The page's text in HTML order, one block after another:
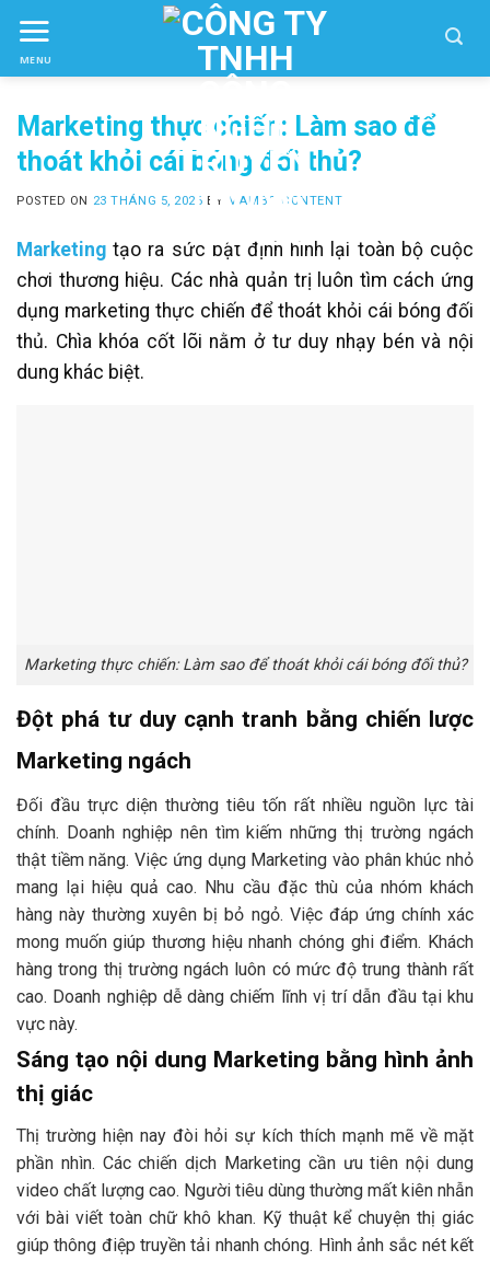
ctent
MENU
Marketing thực chiến: Làm sao để
thoát khỏi cái bóng đối thủ?
POSTED ON 23 THÁNG 5, 2026 BY MAMBO CONTENT
Marketing tạo ra sức bật định hình lại toàn bộ cuộc
chơi thương hiệu. Các nhà quản trị luôn tìm cách ứng
dụng marketing thực chiến để thoát khỏi cái bóng đối
thủ. Chìa khóa cốt lõi nằm ở tư duy nhạy bén và nội
dung khác biệt.
Marketing thực chiến: Làm sao để thoát khỏi cái bóng đối thủ?
Đột phá tư duy cạnh tranh bằng chiến lược
Marketing ngách
Đối đầu trực diện thường tiêu tốn rất nhiều nguồn lực tài
chính. Doanh nghiệp nên tìm kiếm những thị trường ngách
thật tiềm năng. Việc ứng dụng Marketing vào phân khúc nhỏ
mang lại hiệu quả cao. Nhu cầu đặc thù của nhóm khách
hàng này thường xuyên bị bỏ ngỏ. Việc đáp ứng chính xác
mong muốn giúp thương hiệu nhanh chóng ghi điểm. Khách
hàng trong thị trường ngách luôn có mức độ trung thành rất
cao. Doanh nghiệp dễ dàng chiếm lĩnh vị trí dẫn đầu tại khu
vực này.
Sáng tạo nội dung Marketing bằng hình ảnh
thị giác
Thị trường hiện nay đòi hỏi sự kích thích mạnh mẽ về mặt
phần nhìn. Các chiến dịch Marketing cần ưu tiên nội dung
video chất lượng cao. Người tiêu dùng thường mất kiên nhẫn
với bài viết toàn chữ khô khan. Kỹ thuật kể chuyện thị giác
giúp thông điệp truyền tải nhanh chóng. Hình ảnh sắc nét kết